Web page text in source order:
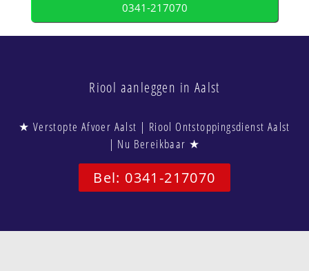
0341-217070
Riool aanleggen in Aalst
★ Verstopte Afvoer Aalst | Riool Ontstoppingsdienst Aalst
| Nu Bereikbaar ★
Bel: 0341-217070